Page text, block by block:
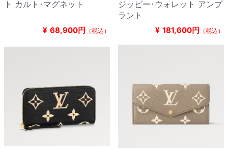
ト カルト･マグネット
¥ 68,900円 （税込）
ジッピー･ウォレット アンプ
ラント
¥ 181,600円 （税込）